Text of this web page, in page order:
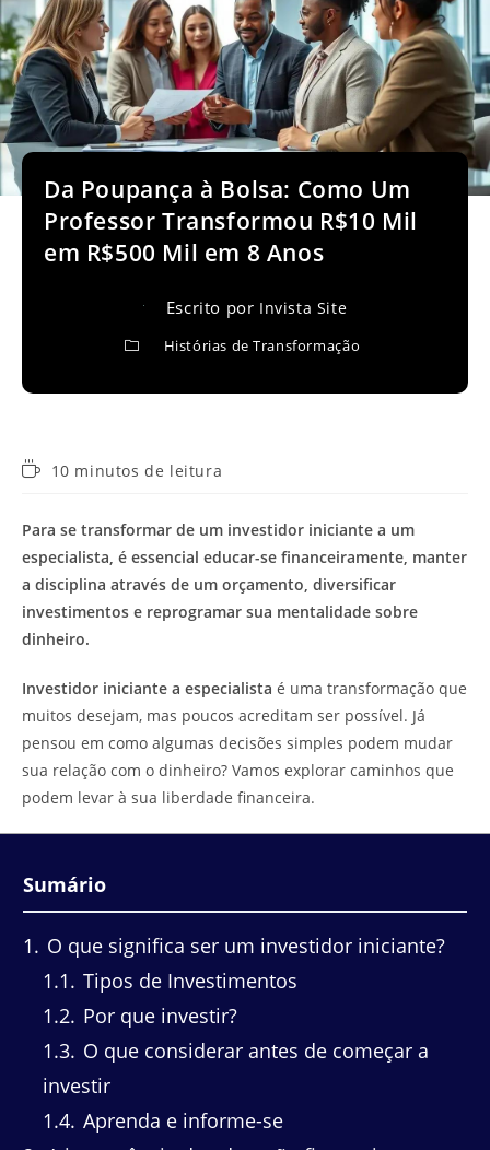
Da Poupança à Bolsa: Como Um
Professor Transformou R$10 Mil
em R$500 Mil em 8 Anos
Escrito por Invista Site
Histórias de Transformação
Tempo10 minutos de leitura
Para se transformar de um investidor iniciante a um
especialista, é essencial educar-se financeiramente, manter
a disciplina através de um orçamento, diversificar
investimentos e reprogramar sua mentalidade sobre
dinheiro.
Investidor iniciante a especialista é uma transformação que
muitos desejam, mas poucos acreditam ser possível. Já
pensou em como algumas decisões simples podem mudar
sua relação com o dinheiro? Vamos explorar caminhos que
podem levar à sua liberdade financeira.
Sumário
1
O que significa ser um investidor iniciante?
1.1
Tipos de Investimentos
1.2 Por que investir?
1.3 O que considerar antes de começar a
investir
1.4 Aprenda e informe-se